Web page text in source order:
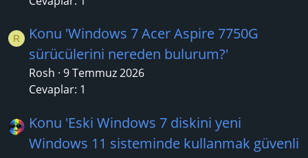
R
Konu 'Windows 7 Acer Aspire 7750G
sürücülerini nereden bulurum?'
Rosh 9 Temmuz 2026
Cevaplar: 1
Konu 'Eski Windows 7 diskini yeni
Windows 11 sisteminde kullanmak güvenli